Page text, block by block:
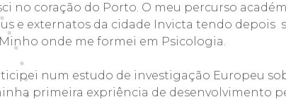
no coração do Porto. O meu percurso
e externatos da cidade Invicta tendo depois
onde me formei em Psicologia.
num estudo de investigação Europeu
primeira expriência de desenvolvimento